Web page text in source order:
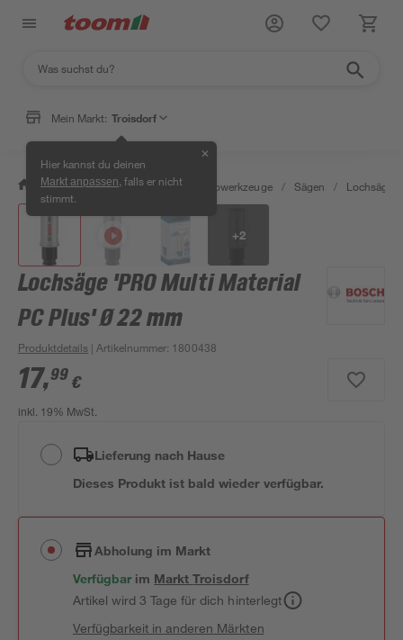
Mein Markt: Troisdorf
Hier kannst du deinen
Markt anpassen , falls er nicht
stimmt.
✕
/ Werkstatt & Maschinen / Elektrowerkzeuge / Sägen / Lochsägen
+2
Lochsäge 'PRO Multi Material
PC Plus' Ø 22 mm
Produktdetails | Artikelnummer: 1800438
17,99 €
inkl. 19% MwSt.
Lieferung nach Hause
Dieses Produkt ist bald wieder verfügbar.
Abholung im Markt
Verfügbar im MarktTroisdorf
Artikel wird 3 Tage für dich hinterlegt
Verfügbarkeit in anderen Märkten